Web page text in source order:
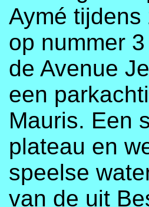
Aymé
op nummer
de Avenue
een
Mauris. Een
plateau en
speelse
van de uit